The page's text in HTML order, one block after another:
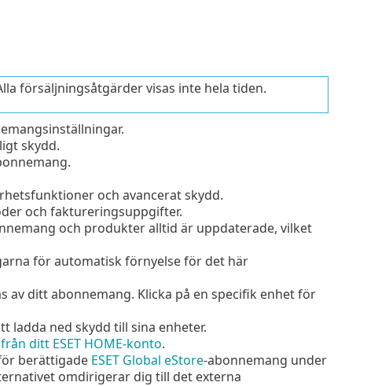
försäljningsåtgärder visas inte hela tiden.
skydd.
och avancerat skydd.
och faktureringsuppgifter.
och produkter alltid är uppdaterade, vilket
för automatisk förnyelse för det här
av ditt abonnemang. Klicka på en specifik enhet för
ladda ned skydd till sina enheter.
ditt ESET HOME-konto.
berättigade ESET Global eStore-abonnemang under
omdirigerar dig till det externa